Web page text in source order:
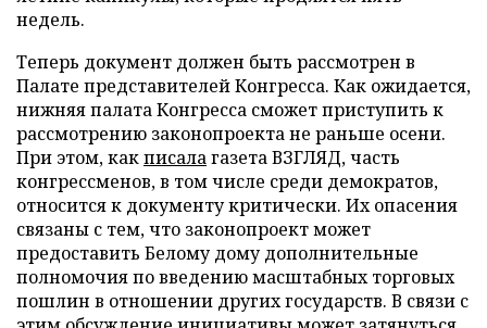
недель.
Теперь документ должен быть рассмотрен в
Палате представителей Конгресса. Как ожидается,
нижняя палата Конгресса сможет приступить к
рассмотрению законопроекта не раньше осени.
При этом, какписалагазета ВЗГЛЯД, часть
конгрессменов, в том числе среди демократов,
относится к документу критически. Их опасения
связаны с тем, что законопроект может
предоставить Белому дому дополнительные
полномочия по введению масштабных торговых
пошлин в отношении других государств. В связи с